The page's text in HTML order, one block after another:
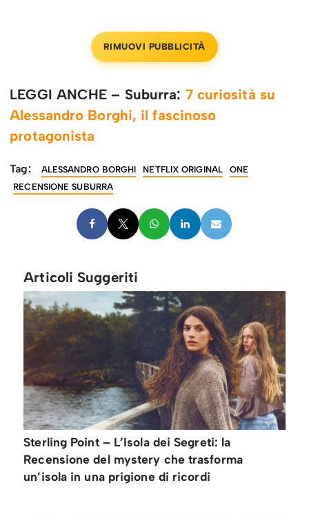
RIMUOVI PUBBLICITÀ
LEGGI ANCHE – Suburra: 7 curiosità su
Alessandro Borghi, il fascinoso
protagonista
Tag: ALESSANDRO BORGHI NETFLIX ORIGINAL
ONE
RECENSIONE SUBURRA
Articoli Suggeriti
Sterling Point – L’Isola dei Segreti: la
Recensione del mystery che trasforma
un’isola in una prigione di ricordi